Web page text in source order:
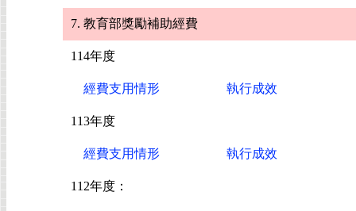
7. 教育部獎勵補助經費
114年度
經費支用情形 執行成效
113年度
經費支用情形 執行成效
112年度：